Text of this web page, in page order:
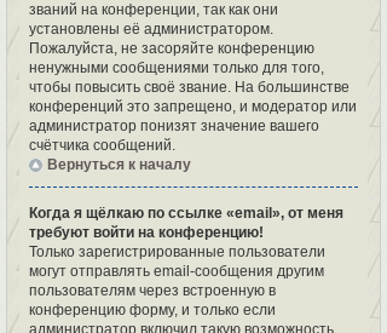
званий на конференции, так как они
установлены её администратором.
Пожалуйста, не засоряйте конференцию
ненужными сообщениями только для того,
чтобы повысить своё звание. На большинстве
конференций это запрещено, и модератор или
администратор понизят значение вашего
счётчика сообщений.
Вернуться к началу
Когда я щёлкаю по ссылке «email», от меня
требуют войти на конференцию!
Только зарегистрированные пользователи
могут отправлять email-сообщения другим
пользователям через встроенную в
конференцию форму, и только если
администратор включил такую возможность.